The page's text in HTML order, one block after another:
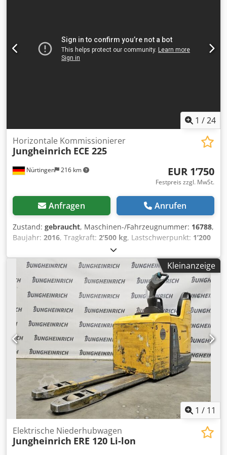
1 /24
Nürtingen 216 km
Horizontale Kommissionierer
Jungheinrich ECE 225
EUR 1’750
Festpreis zzgl. MwSt.
Anfragen Anrufen
Zustand: gebraucht, Maschinen-/Fahrzeugnummer: 16788,
Baujahr: 2016, Tragkraft: 2’500 kg, Lastschwerpunkt: 1’200
elektrisch, Masttyp:
1’400 mm, Batteriespannung:24 V, Gabellänge:2’400 mm,
Gesamtgewicht:
1’110 kg, 5050469 Dcedsx Tmmkjpfx
Apbek Seriennummer: 90497562 Batteriedaten: 24 V, 3 PzS,
465 Ah
Kleinanzeige
1 / 11
Elektrische Niederhubwagen
Jungheinrich ERE 120 Li-lon